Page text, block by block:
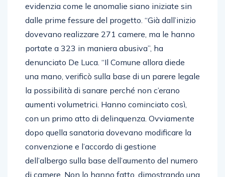
evidenzia come le anomalie siano iniziate sin
dalle prime fessure del progetto. “Già dall’inizio
dovevano realizzare 271 camere, ma le hanno
portate a 323 in maniera abusiva”, ha
denunciato De Luca. “Il Comune allora diede
una mano, verificò sulla base di un parere legale
la possibilità di sanare perché non c’erano
aumenti volumetrici. Hanno cominciato così,
con un primo atto di delinquenza. Ovviamente
dopo quella sanatoria dovevano modificare la
convenzione e l’accordo di gestione
dell’albergo sulla base dell’aumento del numero
di camere. Non lo hanno fatto, dimostrando una